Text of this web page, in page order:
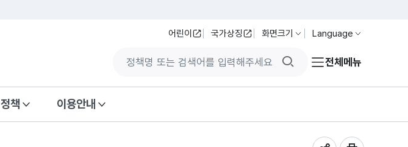
어린이 국가상징 화면크기 Language
검색버튼전체메뉴
정책 이용안내